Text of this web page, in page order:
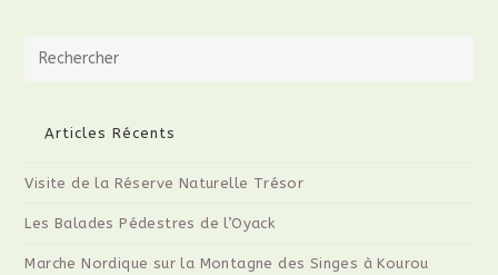
Articles Récents
Visite de la Réserve Naturelle Trésor
Les Balades Pédestres de l’Oyack
Marche Nordique sur la Montagne des Singes à Kourou